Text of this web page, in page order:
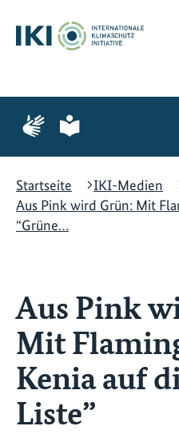
Hauptinhalt
springen
Suche
springen
Hauptnavigation
springen
Zur
Seite
Gebärdensprache
Zur
Seite
leichte
Startseite
IKI-Medien
Aus Pink wird Grün: Mit
“Grüne…
Aus Pink
Mit
Kenia auf
Liste”